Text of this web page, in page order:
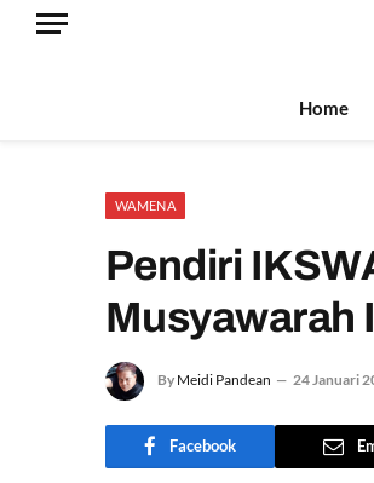
Home
WAMENA
Pendiri
Musyawarah
By Meidi Pandean 24 Januari
Facebook